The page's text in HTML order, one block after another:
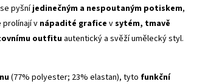
pyšníjedinečným a nespoutaným potiskem,
prolínají v nápadité grafice vsytém, tmavě
outfituautentický a svěží umělecký styl.
(77% polyester; 23% elastan), tyto funkční